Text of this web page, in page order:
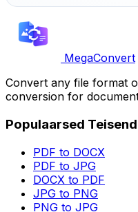
MegaConvert
Convert any file format
conversion for
Populaarsed
PDF to DOCX
PDF to JPG
DOCX to PDF
JPG to PNG
PNG to JPG